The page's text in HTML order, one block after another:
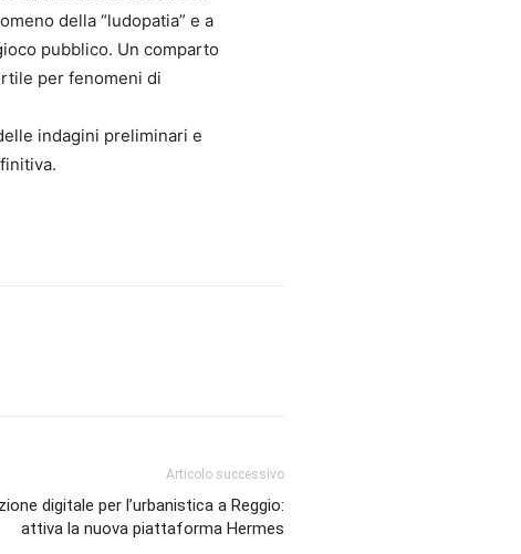
della “ludopatia” e a
pubblico. Un comparto
per fenomeni di
indagini preliminari e
Articolo successivo
digitale per l’urbanistica a Reggio:
attiva la nuova piattaforma Hermes